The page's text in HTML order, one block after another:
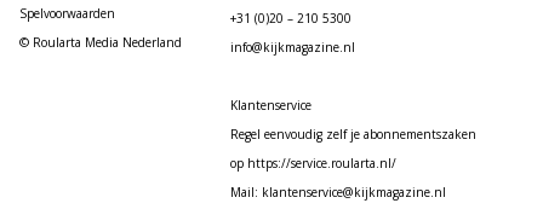
Spelvoorwaarden
© Roularta Media Nederland
+31 (0)20 – 210 5300
info@kijkmagazine.nl
Klantenservice
Regel eenvoudig zelf je abonnementszaken
op https://service.roularta.nl/
Mail: klantenservice@kijkmagazine.nl